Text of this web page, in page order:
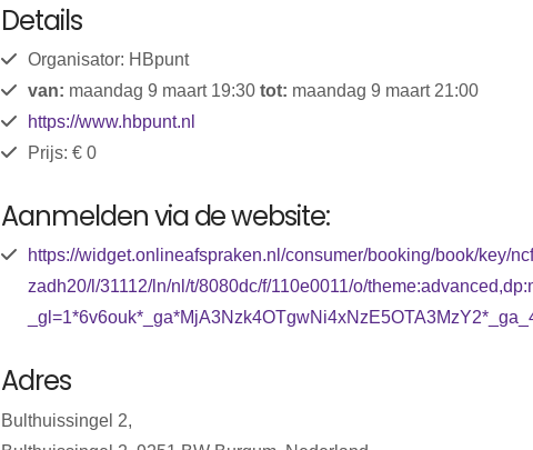
Details
Organisator: HBpunt
van: maandag 9 maart 19:30tot: maandag 9 maart 21:00
https://www.hbpunt.nl
Prijs: € 0
Aanmelden via de website:
https://widget.onlineafspraken.nl/consumer/booking/book/key/
zadh20/l/31112/ln/nl/t/8080dc/f/110e0011/o/
Adres
Bulthuissingel 2,